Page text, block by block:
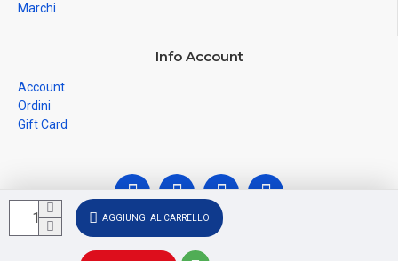
AGGIUNGI AL CARRELLO
Marchi
Info Account
Account
Ordini
Gift Card